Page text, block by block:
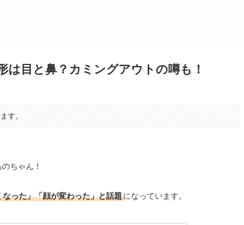
は目と鼻？カミングアウトの噂も！
す。
ちゃん！
なった」「顔が変わった」と話題になっています。